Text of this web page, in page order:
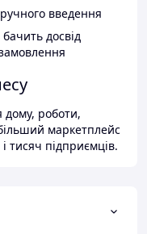
введення
досвід
дому, роботи,
маркетплейс
тисяч підприємців.